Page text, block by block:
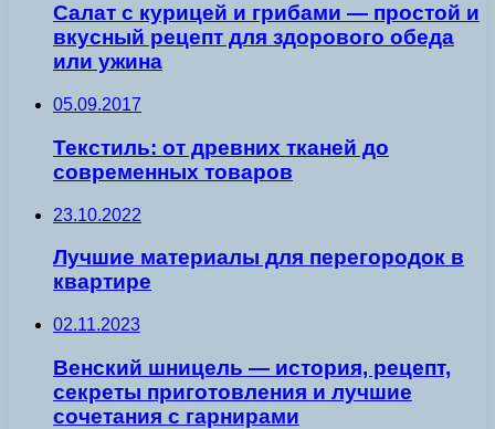
Салат с курицей и грибами — простой и
вкусный рецепт для здорового обеда
или ужина
05.09.2017
Текстиль: от древних тканей до
современных товаров
23.10.2022
Лучшие материалы для перегородок в
квартире
02.11.2023
Венский шницель — история, рецепт,
секреты приготовления и лучшие
сочетания с гарнирами